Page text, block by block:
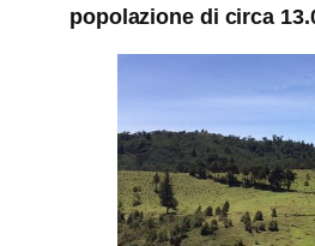
popolazione di circa